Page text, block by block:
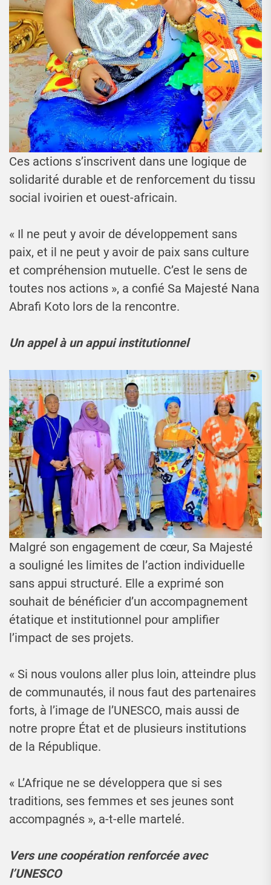
Ces actions s’inscrivent dans une logique de
solidarité durable et de renforcement du tissu
social ivoirien et ouest-africain.
« Il ne peut y avoir de développement sans
paix, et il ne peut y avoir de paix sans culture
et compréhension mutuelle. C’est le sens de
toutes nos actions », a confié Sa Majesté Nana
Abrafi Koto lors de la rencontre.
Un appel à un appui institutionnel
Malgré son engagement de cœur, Sa Majesté
a souligné les limites de l’action individuelle
sans appui structuré. Elle a exprimé son
souhait de bénéficier d’un accompagnement
étatique et institutionnel pour amplifier
l’impact de ses projets.
« Si nous voulons aller plus loin, atteindre plus
de communautés, il nous faut des partenaires
forts, à l’image de l’UNESCO, mais aussi de
notre propre État et de plusieurs institutions
de la République.
« L’Afrique ne se développera que si ses
traditions, ses femmes et ses jeunes sont
accompagnés », a-t-elle martelé.
Vers une coopération renforcée avec
l’UNESCO